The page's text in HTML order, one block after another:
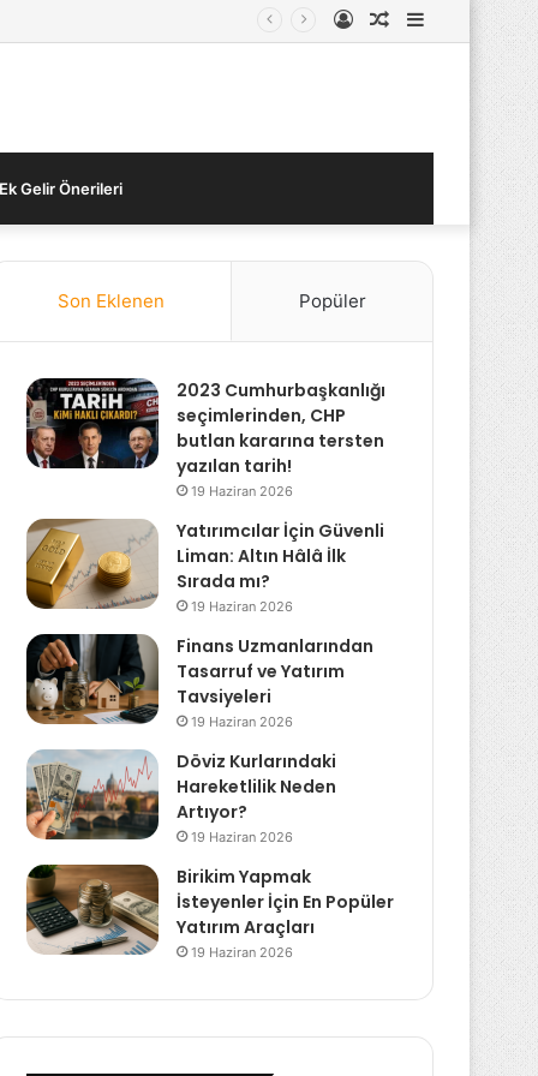
Kenar
Bölmesi
Rastgele
Kayıt
Ek Gelir Önerileri
Son Eklenen Popüler
2023 Cumhurbaşkanlığı
seçimlerinden, CHP
butlan kararına tersten
yazılan tarih!
19 Haziran 2026
Yatırımcılar İçin Güvenli
Liman: Altın Hâlâ İlk
Sırada mı?
19 Haziran 2026
Finans Uzmanlarından
Tasarruf ve Yatırım
Tavsiyeleri
19 Haziran 2026
Döviz Kurlarındaki
Hareketlilik Neden
Artıyor?
19 Haziran 2026
Birikim Yapmak
İsteyenler İçin En Popüler
Yatırım Araçları
19 Haziran 2026